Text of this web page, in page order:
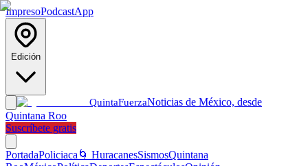
ImpresoPodcastApp
Edición
QuintaFuerzaNoticias de México, desde
Quintana Roo
Suscríbete gratis
PortadaPoliciaca 🌀 HuracanesSismosQuintana